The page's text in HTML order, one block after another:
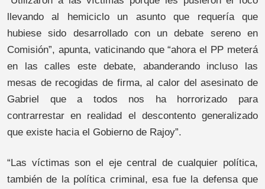
llevando al hemiciclo un asunto que requería que
hubiese sido desarrollado con un debate sereno en
Comisión”, apunta, vaticinando que “ahora el PP meterá
en las calles este debate, abanderando incluso las
mesas de recogidas de firma, al calor del asesinato de
Gabriel que a todos nos ha horrorizado para
contrarrestar en realidad el descontento generalizado
que existe hacia el Gobierno de Rajoy”.
“Las víctimas son el eje central de cualquier política,
también de la política criminal, esa fue la defensa que